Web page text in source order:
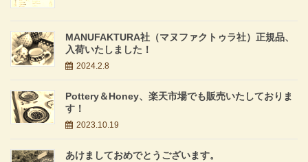
MANUFAKTURA社（マヌファクトゥラ社）正規品、
入荷いたしました！
2024.2.8
Pottery＆Honey、楽天市場でも販売いたしておりま
す！
2023.10.19
あけましておめでとうございます。